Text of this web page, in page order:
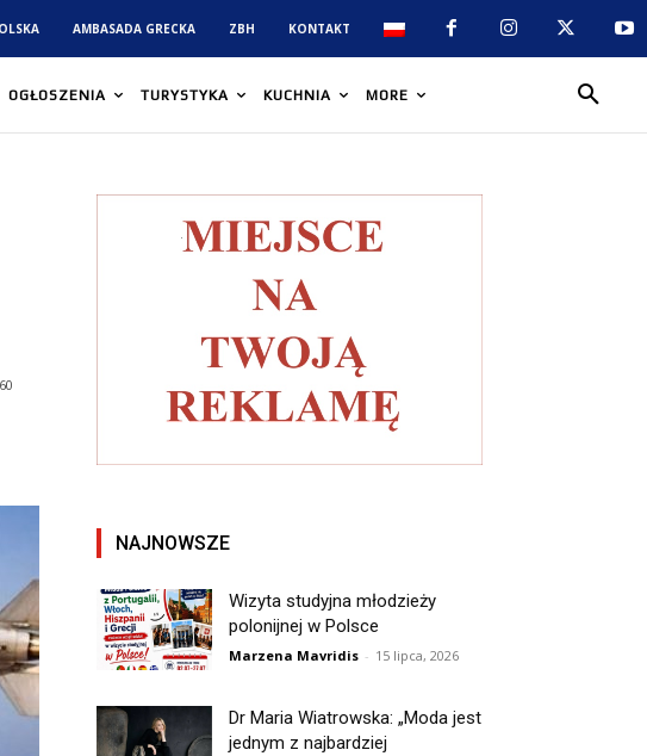
AMBASADA GRECKA ZBH KONTAKT
OGŁOSZENIA TURYSTYKA KUCHNIA MORE
60
NAJNOWSZE
Wizyta studyjna młodzieży
polonijnej w Polsce
Marzena Mavridis - 15 lipca, 2026
Dr Maria Wiatrowska: „Moda jest
jednym z najbardziej